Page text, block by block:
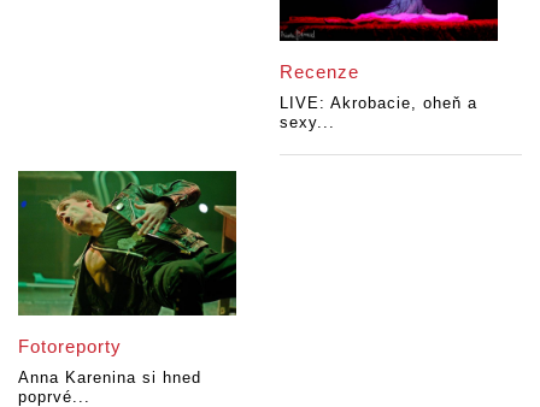
Recenze
LIVE: Akrobacie, oheň a
sexy...
Fotoreporty
Anna Karenina si hned
poprvé...